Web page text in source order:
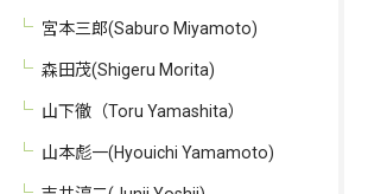
宮本三郎(Saburo Miyamoto)
森田茂(Shigeru Morita)
山下徹（Toru Yamashita）
山本彪一(Hyouichi Yamamoto)
お問い合わせはこちら